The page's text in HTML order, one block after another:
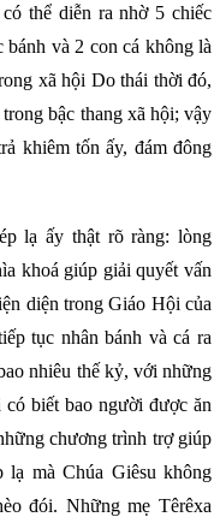
thể diễn ra nhờ 5 chiếc
bánh và 2 con cá không là
xã hội Do thái thời đó,
bậc thang xã hội; vậy
khiêm tốn ấy, đám đông
lạ ấy thật rõ ràng: lòng
khoá giúp giải quyết vấn
diện trong Giáo Hội của
tục nhân bánh và cá ra
nhiêu thế kỷ, với những
biết bao người được ăn
chương trình trợ giúp
mà Chúa Giêsu không
đói. Những mẹ Têrêxa